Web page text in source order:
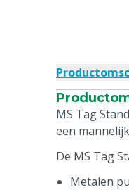
MS Tag
een
De MS Tag
Metalen